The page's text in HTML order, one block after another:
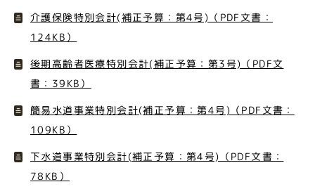
介護保険特別会計(補正予算：第4号)（PDF文書：
124KB）
後期高齢者医療特別会計(補正予算：第3号)（PDF文
書：39KB）
簡易水道事業特別会計(補正予算：第4号)（PDF文書：
109KB）
下水道事業特別会計(補正予算：第4号)（PDF文書：
78KB）